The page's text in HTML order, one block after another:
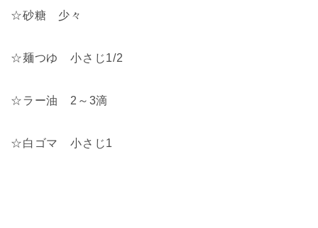
☆砂糖 少々
☆麺つゆ 小さじ1/2
☆ラー油 2～3滴
☆白ゴマ 小さじ1